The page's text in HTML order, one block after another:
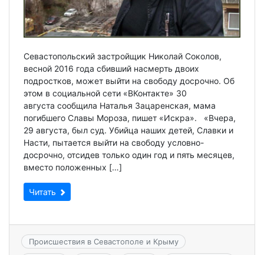
Севастопольский застройщик Николай Соколов,
весной 2016 года сбивший насмерть двоих
подростков, может выйти на свободу досрочно. Об
этом в социальной сети «ВКонтакте» 30
августа сообщила Наталья Зацаренская, мама
погибшего Славы Мороза, пишет «Искра». «Вчера,
29 августа, был суд. Убийца наших детей, Славки и
Насти, пытается выйти на свободу условно-
досрочно, отсидев только один год и пять месяцев,
вместо положенных […]
Читать
Происшествия в Севастополе и Крыму